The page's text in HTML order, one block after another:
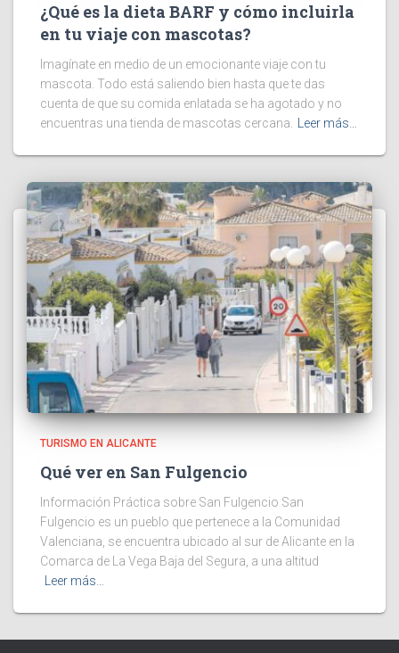
¿Qué es la dieta BARF y cómo incluirla
en tu viaje con mascotas?
Imagínate en medio de un emocionante viaje con tu
mascota. Todo está saliendo bien hasta que te das
cuenta de que su comida enlatada se ha agotado y no
encuentras una tienda de mascotas cercana. Leer más…
TURISMO EN ALICANTE
Qué ver en San Fulgencio
Información Práctica sobre San Fulgencio San
Fulgencio es un pueblo que pertenece a la Comunidad
Valenciana, se encuentra ubicado al sur de Alicante en la
Comarca de La Vega Baja del Segura, a una altitud
Leer más…